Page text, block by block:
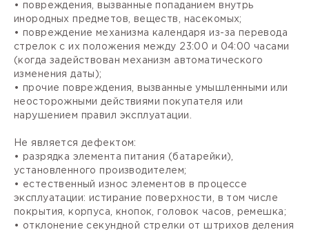
• повреждения, вызванные попаданием внутрь
инородных предметов, веществ, насекомых;
• повреждение механизма календаря из-за перевода
стрелок с их положения между 23:00 и 04:00 часами
(когда задействован механизм автоматического
изменения даты);
• прочие повреждения, вызванные умышленными или
неосторожными действиями покупателя или
нарушением правил эксплуатации.
Не является дефектом:
• разрядка элемента питания (батарейки),
установленного производителем;
• естественный износ элементов в процессе
эксплуатации: истирание поверхности, в том числе
покрытия, корпуса, кнопок, головок часов, ремешка;
• отклонение секундной стрелки от штрихов деления